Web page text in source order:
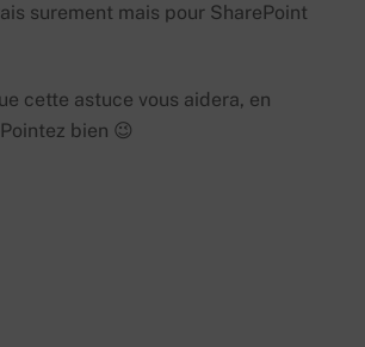
surement mais pour SharePoint
cette astuce vous aidera, en
bien 😉